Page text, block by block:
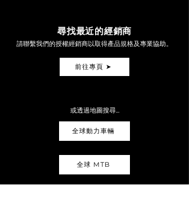
SPRING RATE: 15.8 / 19.3 N/mm
LINK
尋找最近的經銷商
請聯繫我們的授權經銷商以取得產品規格及專業協助。
前往專頁 ➤
或透過地圖搜尋...
全球動力車輛
全球 MTB